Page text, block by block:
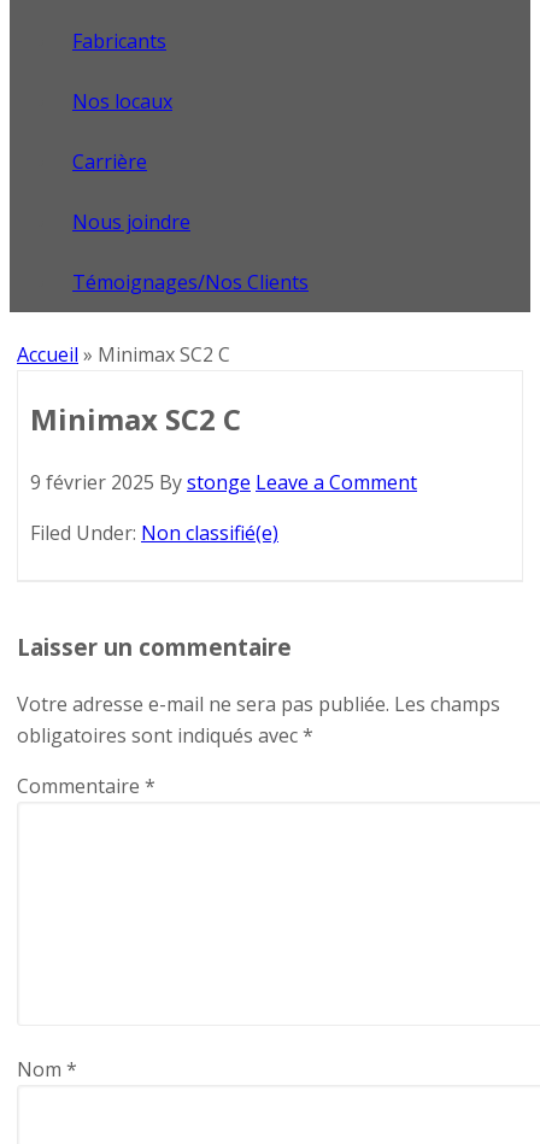
Fabricants
Nos locaux
Carrière
Nous joindre
Témoignages/Nos Clients
Accueil » Minimax SC2 C
Minimax SC2 C
9 février 2025 Bystonge Leave a Comment
Filed Under: Non classifié(e)
Laisser un commentaire
Votre adresse e-mail ne sera pas publiée. Les champs
obligatoires sont indiqués avec*
Commentaire *
Nom *